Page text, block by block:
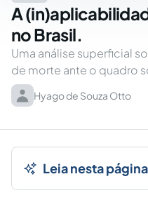
A
no Brasil.
Uma análise superficial
de morte ante o quadro
Hyago de Souza Otto
Leia nesta